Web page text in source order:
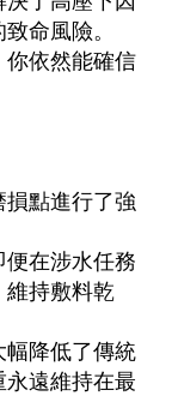
命風險。
你依然能確信
點進行了強
在涉水任務
維持敷料乾
降低了傳統
遠維持在最